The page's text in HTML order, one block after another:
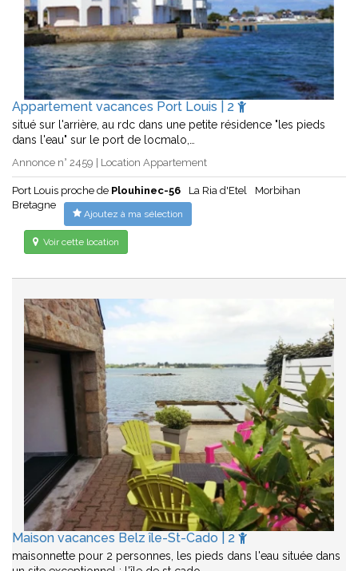
Appartement vacances Port Louis | 2
situé sur l'arrière, au rdc dans une petite résidence "les pieds
dans l'eau" sur le port de locmalo,…
Annonce n° 2459 | Location Appartement
Port Louis proche de Plouhinec-56 La Ria d'Etel
Morbihan
Bretagne
Ajoutez à ma sélection
Voir cette location
Maison vacances Belz île-St-Cado | 2
maisonnette pour 2 personnes, les pieds dans l'eau située dans